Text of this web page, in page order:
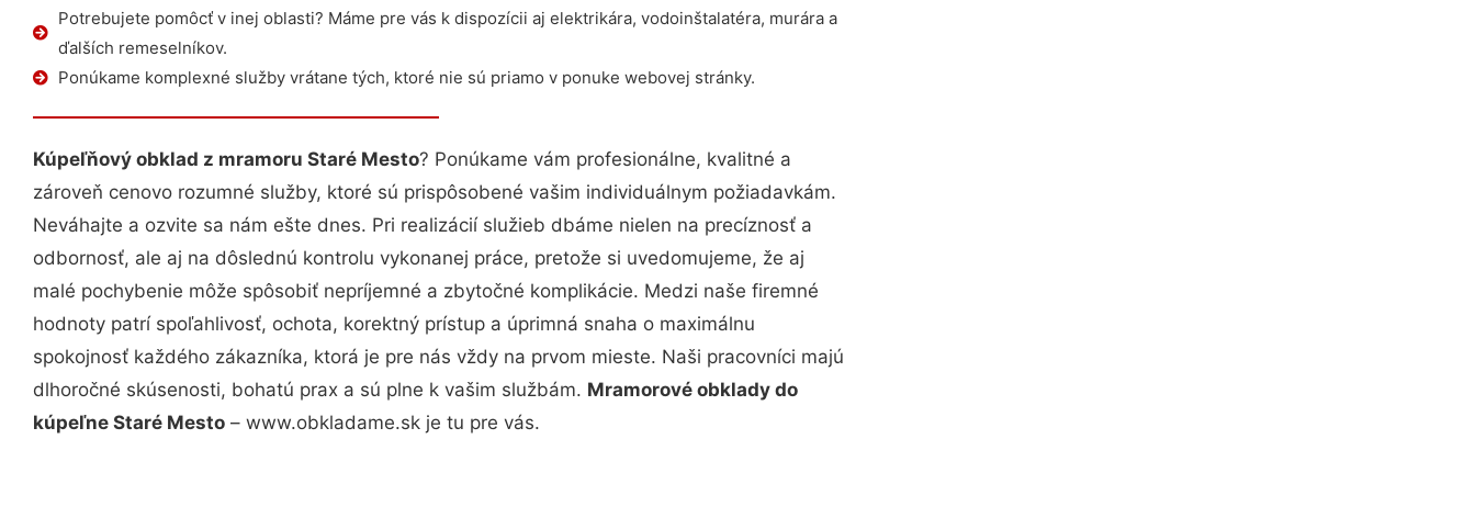
Potrebujete pomôcť v inej oblasti? Máme pre vás k dispozícii aj elektrikára, vodoinštalatéra, murára a
ďalších remeselníkov.
Ponúkame komplexné služby vrátane tých, ktoré nie sú priamo v ponuke webovej stránky.
Kúpeľňový obklad z mramoru Staré Mesto? Ponúkame vám profesionálne, kvalitné a
zároveň cenovo rozumné služby, ktoré sú prispôsobené vašim individuálnym požiadavkám.
Neváhajte a ozvite sa nám ešte dnes. Pri realizácií služieb dbáme nielen na precíznosť a
odbornosť, ale aj na dôslednú kontrolu vykonanej práce, pretože si uvedomujeme, že aj
malé pochybenie môže spôsobiť nepríjemné a zbytočné komplikácie. Medzi naše firemné
hodnoty patrí spoľahlivosť, ochota, korektný prístup a úprimná snaha o maximálnu
spokojnosť každého zákazníka, ktorá je pre nás vždy na prvom mieste. Naši pracovníci majú
dlhoročné skúsenosti, bohatú prax a sú plne k vašim službám. Mramorové obklady do
kúpeľne Staré Mesto – www.obkladame.sk je tu pre vás.